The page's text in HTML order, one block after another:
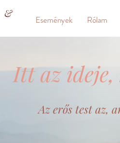
&
Események Rólam
Itt az ideje,
Az erős test az,